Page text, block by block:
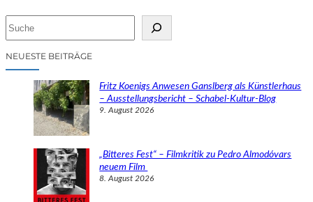
cNEUESTE BEITRÄGE
Fritz Koenigs Anwesen Ganslberg als Künstlerhaus
– Ausstellungsbericht – Schabel-Kultur-Blog
9. August 2026
„Bitteres Fest“ – Filmkritik zu Pedro Almodóvars
neuem Film
8. August 2026